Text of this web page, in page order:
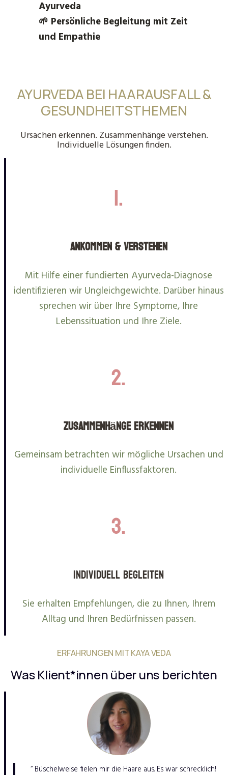
Ayurveda
🌱 Persönliche Begleitung mit Zeit
und Empathie
AYURVEDA BEI HAARAUSFALL &
GESUNDHEITSTHEMEN
Ursachen erkennen. Zusammenhänge verstehen.
Individuelle Lösungen finden.
1.
Ankommen & Verstehen
Mit Hilfe einer fundierten Ayurveda-Diagnose
identifizieren wir Ungleichgewichte. Darüber hinaus
sprechen wir über Ihre Symptome, Ihre
Lebenssituation und Ihre Ziele.
2.
Zusammenhänge erkennen
Gemeinsam betrachten wir mögliche Ursachen und
individuelle Einflussfaktoren.
3.
Individuell begleiten
Sie erhalten Empfehlungen, die zu Ihnen, Ihrem
Alltag und Ihren Bedürfnissen passen.
ERFAHRUNGEN MIT KAYA VEDA
Was Klient*innen über uns berichten
“ Büschelweise fielen mir die Haare aus. Es war schrecklich!